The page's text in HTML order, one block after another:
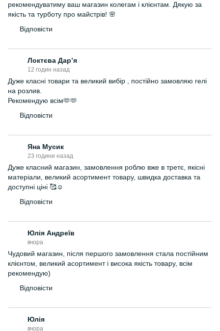
рекомендуватиму ваш магазин колегам і клієнтам. Дякую за
якість та турботу про майстрів! 🌸
Відповісти
Локтєва Дарʼя
12 годин назад
Дуже класні товари та великий вибір , постійно замовляю гелі
на розлив.
Рекомендую всім🫶🫶
Відповісти
Яна Мусик
23 години назад
Дуже класний магазин, замовлення роблю вже в третє, якісні
матеріали, великий асортимент товару, швидка доставка та
доступні ціні 🥰☺️
Відповісти
Юлія Андреїв
вчора
Чудовий магазин, після першого замовлення стала постійним
клієнтом, великий асортимент і висока якість товару, всім
рекомендую)
Відповісти
Юлія
вчора